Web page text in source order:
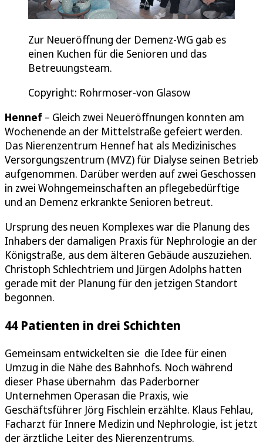
Zur Neueröffnung der Demenz-WG gab es
einen Kuchen für die Senioren und das
Betreuungsteam.
Copyright: Rohrmoser-von Glasow
Hennef – Gleich zwei Neueröffnungen konnten am
Wochenende an der Mittelstraße gefeiert werden.
Das Nierenzentrum Hennef hat als Medizinisches
Versorgungszentrum (MVZ) für Dialyse seinen Betrieb
aufgenommen. Darüber werden auf zwei Geschossen
in zwei Wohngemeinschaften an pflegebedürftige
und an Demenz erkrankte Senioren betreut.
Ursprung des neuen Komplexes war die Planung des
Inhabers der damaligen Praxis für Nephrologie an der
Königstraße, aus dem älteren Gebäude auszuziehen.
Christoph Schlechtriem und Jürgen Adolphs hatten
gerade mit der Planung für den jetzigen Standort
begonnen.
44 Patienten in drei Schichten
Gemeinsam entwickelten sie die Idee für einen
Umzug in die Nähe des Bahnhofs. Noch während
dieser Phase übernahm das Paderborner
Unternehmen Operasan die Praxis, wie
Geschäftsführer Jörg Fischlein erzählte. Klaus Fehlau,
Facharzt für Innere Medizin und Nephrologie, ist jetzt
der ärztliche Leiter des Nierenzentrums.